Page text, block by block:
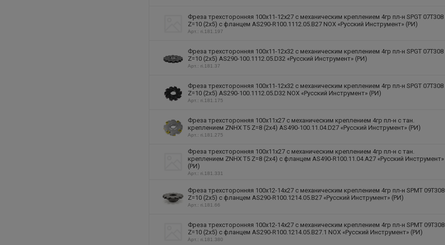
Фреза трехсторонняя 100х11-12х27 с механическим креплением 4гр пл-н SPGT 07T308
Z=10 (2х5) с фланцем AS290-R100.1112.05.B27 NOX «Русский Инструмент» (РИ)
Арт.: ri.181.197
Фреза трехсторонняя 100х11-12х32 с механическим креплением 4гр пл-н SPGT 07T308
Z=10 (2х5) AS290-100.1112.05.D32 «Русский Инструмент» (РИ)
Арт.: ri.181.37
Фреза трехсторонняя 100х11-12х32 с механическим креплением 4гр пл-н SPGT 07T308
Z=10 (2х5) AS290-100.1112.05.D32 NOX «Русский Инструмент» (РИ)
Арт.: ri.181.175
Фреза трехсторонняя 100х11х27 с механическим креплением 4гр пл-н с тан.
креплением ZNHX T5 Z=8 (2х4) AS490-100.11.04.D27 «Русский Инструмент» (РИ)
Арт.: ri.181.275
Фреза трехсторонняя 100х11х27 с механическим креплением 4гр пл-н с тан.
креплением ZNHX T5 Z=8 (2х4) с фланцем AS490-R100.11.04.A27 «Русский Инструмент»
(РИ)
Арт.: ri.181.331
Фреза трехсторонняя 100х12-14х27 с механическим креплением 4гр пл-н SPMT 09T308
Z=10 (2х5) с фланцем AS290-R100.1214.05.B27 «Русский Инструмент» (РИ)
Арт.: ri.181.66
Фреза трехсторонняя 100х12-14х27 с механическим креплением 4гр пл-н SPMT 09T308
Z=10 (2х5) с фланцем AS290-R100.1214.05.B27.1 NOX «Русский Инструмент» (РИ)
Арт.: ri.181.380